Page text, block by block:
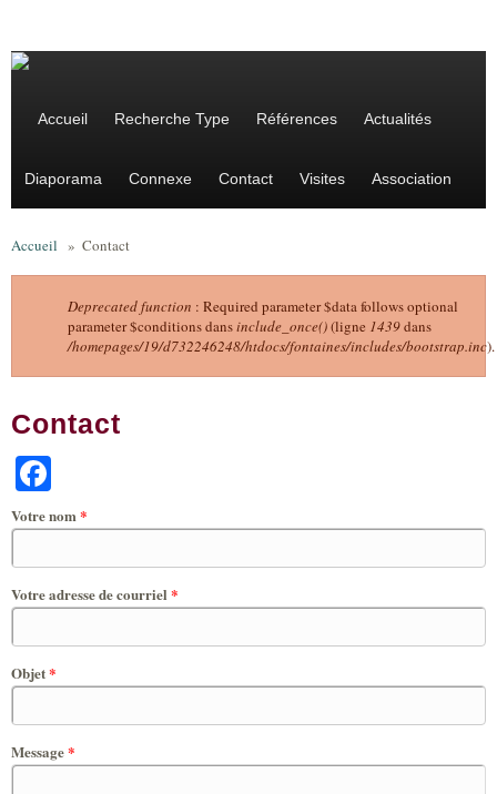
Accueil Recherche Type Références Actualités
Diaporama Connexe Contact Visites Association
Accueil » Contact
Message d'erreur
Deprecated function : Required parameter $data follows optional
parameter $conditions dansinclude_once()(ligne 1439dans
/homepages/19/d732246248/htdocs/fontaines/includes/bootstrap.inc).
Contact
Votre nom*
Votre adresse de courriel *
Objet*
Message*